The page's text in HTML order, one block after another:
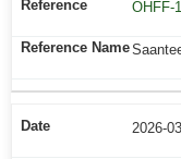
OHFF-
2026-